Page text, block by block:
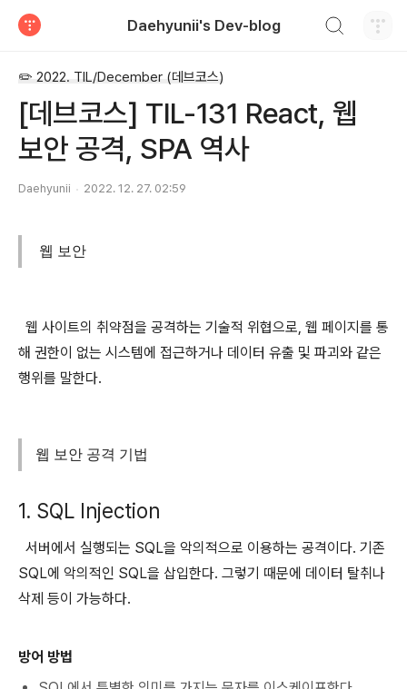
Daehyunii's Dev-blog
✏️ 2022. TIL/December (데브코스)
[데브코스] TIL-131 React, 웹
보안 공격, SPA 역사
Daehyunii 2022. 12. 27. 02:59
웹 보안
웹 사이트의 취약점을 공격하는 기술적 위협으로, 웹 페이지를 통
해 권한이 없는 시스템에 접근하거나 데이터 유출 및 파괴와 같은
행위를 말한다.
웹 보안 공격 기법
1. SQL Injection
서버에서 실행되는 SQL을 악의적으로 이용하는 공격이다. 기존
SQL에 악의적인 SQL을 삽입한다. 그렇기 때문에 데이터 탈취나
삭제 등이 가능하다.
방어 방법